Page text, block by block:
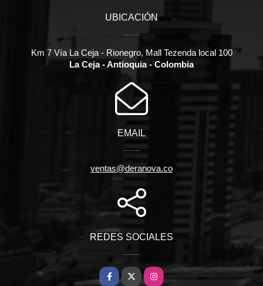
UBICACIÓN
Km 7 Vía La Ceja - Rionegro, Mall Tezenda local 100
La Ceja - Antioquia - Colombia
EMAIL
ventas@deranova.co
REDES SOCIALES
Facebook
X Instagram